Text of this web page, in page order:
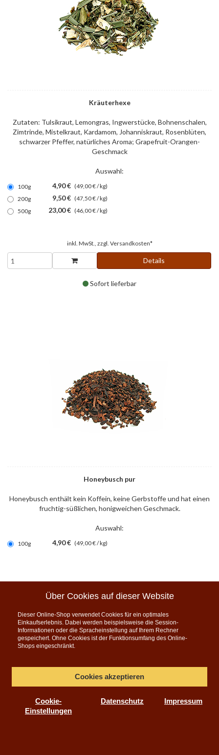
Kräuterhexe
Zutaten: Tulsikraut, Lemongras, Ingwerstücke, Bohnenschalen,
Zimtrinde, Mistelkraut, Kardamom, Johanniskraut, Rosenblüten,
schwarzer Pfeffer, natürliches Aroma; Grapefruit-Orangen-
Geschmack
Auswahl:
100g 4,90 € (49,00 € / kg)
200g
9,50 € (47,50 € / kg)
500g
23,00 € (46,00 € / kg)
inkl. MwSt., zzgl. Versandkosten*
Details
Sofort lieferbar
Honeybusch pur
Honeybusch enthält kein Koffein, keine Gerbstoffe und hat einen
fruchtig-süßlichen, honigweichen Geschmack.
Auswahl:
100g 4,90 € (49,00 € / kg)
inkl. MwSt., zzgl.Versandkosten*
Details
Dieser Artikel ist nicht auf Lager und muss erst nachbestellt
Über Cookies auf dieser Website
Dieser Online-Shop verwendet Cookies für ein optimales
Einkaufserlebnis. Dabei werden beispielsweise die Session-
Informationen oder die Spracheinstellung auf Ihrem Rechner
gespeichert. Ohne Cookies ist der Funktionsumfang des Online-
Shops eingeschränkt.
Cookies akzeptieren
Cookie-
Einstellungen
Datenschutz Impressum